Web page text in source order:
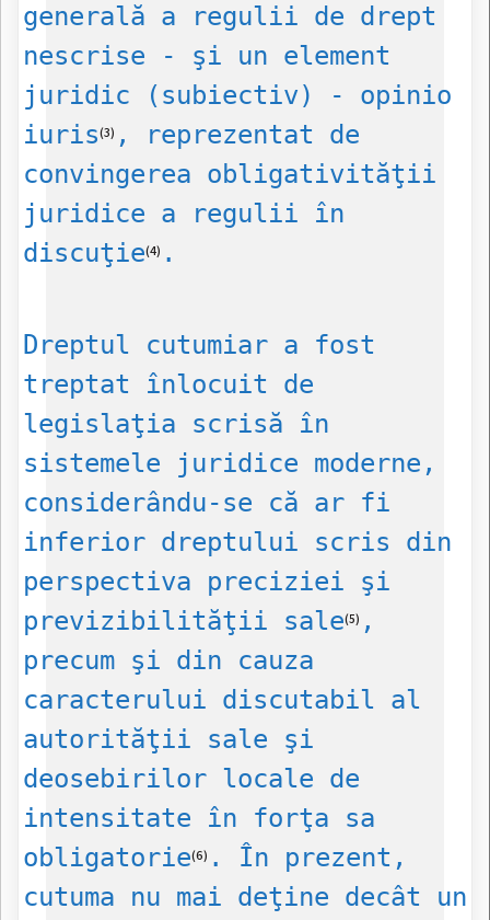
generală a regulii de drept
nescrise - şi un element
juridic (subiectiv) - opinio
iuris(3) , reprezentat de
convingerea obligativităţii
juridice a regulii în
discuţie(4) .
Dreptul cutumiar a fost
treptat înlocuit de
legislaţia scrisă în
sistemele juridice moderne,
considerându-se că ar fi
inferior dreptului scris din
perspectiva preciziei şi
previzibilităţii sale(5) ,
precum şi din cauza
caracterului discutabil al
autorităţii sale şi
deosebirilor locale de
intensitate în forţa sa
obligatorie(6) . În prezent,
cutuma nu mai deţine decât un